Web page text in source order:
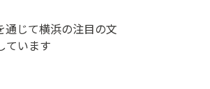
通じて横浜の注目の文
ています